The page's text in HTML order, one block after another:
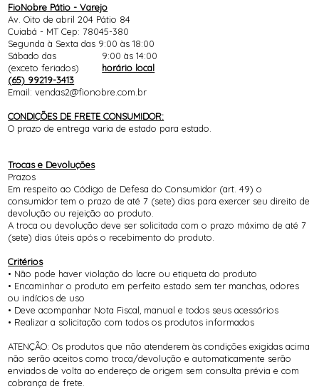
FioNobre Pátio - Varejo
Av. Oito de abril 204 Pátio 84
Cuiabá - MT Cep: 78045-380
Segunda à Sexta das 9:00 às 18:00
Sábado das 9:00 às 14:00
(exceto feriados) horário local
(65) 99219-3413
Email: vendas2@fionobre.com.br
CONDIÇÕES DE FRETE CONSUMIDOR:
O prazo de entrega varia de estado para estado.
Trocas e Devoluções
Prazos
Em respeito ao Código de Defesa do Consumidor (art. 49) o
consumidor tem o prazo de até 7 (sete) dias para exercer seu direito de
devolução ou rejeição ao produto.
A troca ou devolução deve ser solicitada com o prazo máximo de até 7
(sete) dias úteis após o recebimento do produto.
Critérios
• Não pode haver violação do lacre ou etiqueta do produto
• Encaminhar o produto em perfeito estado sem ter manchas, odores
ou indícios de uso
• Deve acompanhar Nota Fiscal, manual e todos seus acessórios
• Realizar a solicitação com todos os produtos informados
​ATENÇÃO: Os produtos que não atenderem às condições exigidas acima
não serão aceitos como troca/devolução e automaticamente serão
enviados de volta ao endereço de origem sem consulta prévia e com
cobrança de frete.